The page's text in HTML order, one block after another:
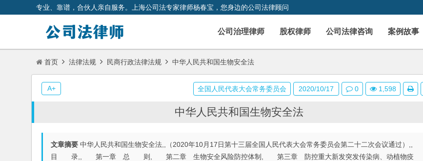
专业、靠谱，合伙人亲自服务。上海公司法专家律师杨春宝，您身边的公司法律顾问
公司治理律师 股权律师 公司法律咨询 案例故事
首页 法律法规 民商行政法律法规 中华人民共和国生物安全法
中华人民共和国生物安全法
文章摘要 中华人民共和国生物安全法,,（2020年10月17日第十三届全国人民代表大会常务委员会第二十二次会议通过）,,
目 录,, 第一章 总 则, 第二章 生物安全风险防控体制, 第三章 防控重大新发突发传染病、动植物疫
全国人民代表大会常务委员会 2020/10/17 0 1,598
A+